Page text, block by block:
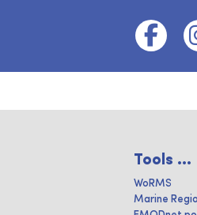
Tools ...
WoRMS
Marine